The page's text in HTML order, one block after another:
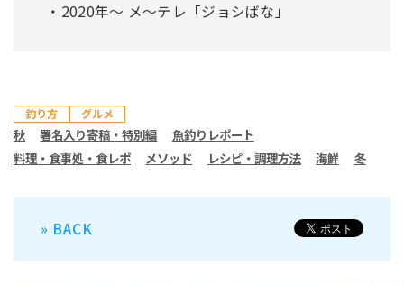
・2020年～ メ～テレ「ジョシばな」
釣り方 グルメ
秋 署名入り寄稿・特別編
魚釣りレポート
料理・食事処・食レポ
メソッド レシピ・調理方法 海鮮 冬
» BACK